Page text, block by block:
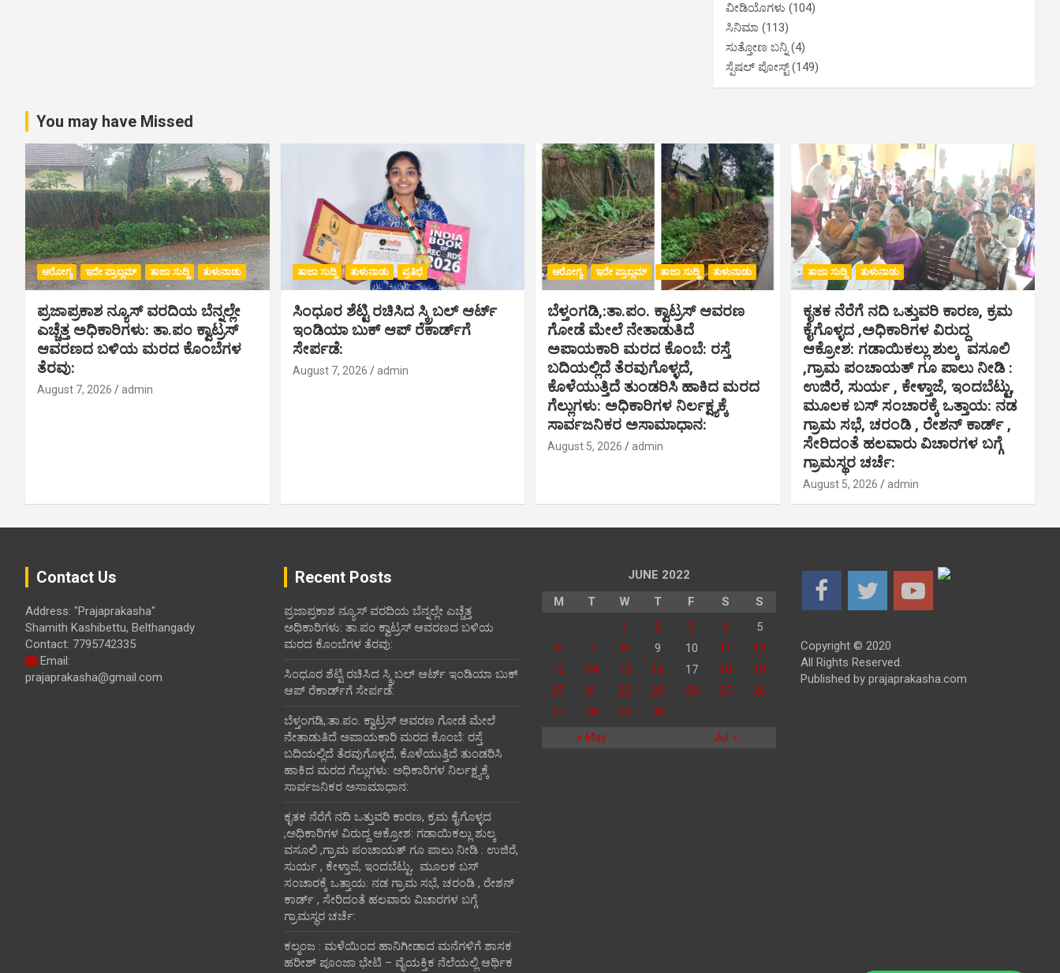
ವೀಡಿಯೊಗಳು (104)
ಸಿನಿಮಾ (113)
ಸುತ್ತೋಣ ಬನ್ನಿ(4)
ಸ್ಪೆಷಲ್ ಪೋಸ್ಟ್(149)
You may have Missed
ಆರೋಗ್ಯ ಇದೇ ಪ್ರಾಬ್ಲಮ್ ತಾಜಾ ಸುದ್ದಿ ತುಳುನಾಡು
ಪ್ರಜಾಪ್ರಕಾಶ ನ್ಯೂಸ್ ವರದಿಯ ಬೆನ್ನಲ್ಲೇ
ಎಚ್ಚೆತ್ತ ಅಧಿಕಾರಿಗಳು: ತಾ.ಪಂ ಕ್ವಾಟ್ರಸ್
ಆವರಣದ ಬಳಿಯ ಮರದ ಕೊಂಬೆಗಳ
ತೆರವು:
August 7, 2026 admin
ತಾಜಾ ಸುದ್ದಿ ತುಳುನಾಡು ಪ್ರತಿಭೆ
ಸಿಂಧೂರ ಶೆಟ್ಟಿ ರಚಿಸಿದ ಸ್ಕ್ರಿಬಲ್ ಆರ್ಟ್
ಇಂಡಿಯಾ ಬುಕ್ ಆಪ್ ರೆಕಾರ್ಡ್‌ಗೆ
ಸೇರ್ಪಡೆ:
August 7, 2026 admin
ಆರೋಗ್ಯ ಇದೇ ಪ್ರಾಬ್ಲಮ್ ತಾಜಾ ಸುದ್ದಿ ತುಳುನಾಡು
ಬೆಳ್ತಂಗಡಿ,:ತಾ.ಪಂ‌. ಕ್ವಾಟ್ರಸ್ ಆವರಣ
ಗೋಡೆ ಮೇಲೆ ನೇತಾಡುತಿದೆ
ಅಪಾಯಕಾರಿ ಮರದ ಕೊಂಬೆ: ರಸ್ತೆ
ಬದಿಯಲ್ಲಿದೆ ತೆರವುಗೊಳ್ಳದೆ,
ಕೊಳೆಯುತ್ತಿದೆ ತುಂಡರಿಸಿ ಹಾಕಿದ ಮರದ
ಗೆಲ್ಲುಗಳು: ಅಧಿಕಾರಿಗಳ ನಿರ್ಲಕ್ಷ್ಯಕ್ಕೆ
ಸಾರ್ವಜನಿಕರ ಅಸಾಮಾಧಾನ:
August 5, 2026 admin
ತಾಜಾ ಸುದ್ದಿ ತುಳುನಾಡು
ಕೃತಕ ನೆರೆಗೆ ನದಿ ಒತ್ತುವರಿ ಕಾರಣ, ಕ್ರಮ
ಕೈಗೊಳ್ಳದ ,ಅಧಿಕಾರಿಗಳ ವಿರುದ್ದ
ಆಕ್ರೋಶ: ಗಡಾಯಿಕಲ್ಲು ಶುಲ್ಕ ವಸೂಲಿ
,ಗ್ರಾಮ ಪಂಚಾಯತ್ ಗೂ ಪಾಲು ನೀಡಿ :
ಉಜಿರೆ, ಸುರ್ಯ , ಕೇಳ್ತಾಜೆ, ಇಂದಬೆಟ್ಟು,
ಮೂಲಕ ಬಸ್ ಸಂಚಾರಕ್ಕೆ ಒತ್ತಾಯ: ನಡ
ಗ್ರಾಮ ಸಭೆ, ಚರಂಡಿ , ರೇಶನ್ ಕಾರ್ಡ್ ,
ಸೇರಿದಂತೆ ಹಲವಾರು ವಿಚಾರಗಳ ಬಗ್ಗೆ
ಗ್ರಾಮಸ್ಥರ ಚರ್ಚೆ:
August 5, 2026 admin
Contact Us
Address: "Prajaprakasha"
Shamith Kashibettu, Belthangady
Contact: 7795742335
Email:
prajaprakasha@gmail.com
Recent Posts
ಪ್ರಜಾಪ್ರಕಾಶ ನ್ಯೂಸ್ ವರದಿಯ ಬೆನ್ನಲ್ಲೇ ಎಚ್ಚೆತ್ತ
ಅಧಿಕಾರಿಗಳು: ತಾ.ಪಂ ಕ್ವಾಟ್ರಸ್ ಆವರಣದ ಬಳಿಯ
ಮರದ ಕೊಂಬೆಗಳ ತೆರವು:
ಸಿಂಧೂರ ಶೆಟ್ಟಿ ರಚಿಸಿದ ಸ್ಕ್ರಿಬಲ್ ಆರ್ಟ್ ಇಂಡಿಯಾ ಬುಕ್
ಆಪ್ ರೆಕಾರ್ಡ್‌ಗೆ ಸೇರ್ಪಡೆ:
ಬೆಳ್ತಂಗಡಿ,:ತಾ.ಪಂ‌. ಕ್ವಾಟ್ರಸ್ ಆವರಣ ಗೋಡೆ ಮೇಲೆ
ನೇತಾಡುತಿದೆ ಅಪಾಯಕಾರಿ ಮರದ ಕೊಂಬೆ: ರಸ್ತೆ
ಬದಿಯಲ್ಲಿದೆ ತೆರವುಗೊಳ್ಳದೆ, ಕೊಳೆಯುತ್ತಿದೆ ತುಂಡರಿಸಿ
ಹಾಕಿದ ಮರದ ಗೆಲ್ಲುಗಳು: ಅಧಿಕಾರಿಗಳ ನಿರ್ಲಕ್ಷ್ಯಕ್ಕೆ
ಸಾರ್ವಜನಿಕರ ಅಸಾಮಾಧಾನ:
ಕೃತಕ ನೆರೆಗೆ ನದಿ ಒತ್ತುವರಿ ಕಾರಣ, ಕ್ರಮ ಕೈಗೊಳ್ಳದ
,ಅಧಿಕಾರಿಗಳ ವಿರುದ್ದ ಆಕ್ರೋಶ: ಗಡಾಯಿಕಲ್ಲು ಶುಲ್ಕ
ವಸೂಲಿ ,ಗ್ರಾಮ ಪಂಚಾಯತ್ ಗೂ ಪಾಲು ನೀಡಿ : ಉಜಿರೆ,
ಸುರ್ಯ , ಕೇಳ್ತಾಜೆ, ಇಂದಬೆಟ್ಟು, ಮೂಲಕ ಬಸ್
ಸಂಚಾರಕ್ಕೆ ಒತ್ತಾಯ: ನಡ ಗ್ರಾಮ ಸಭೆ, ಚರಂಡಿ , ರೇಶನ್
ಕಾರ್ಡ್ , ಸೇರಿದಂತೆ ಹಲವಾರು ವಿಚಾರಗಳ ಬಗ್ಗೆ
ಗ್ರಾಮಸ್ಥರ ಚರ್ಚೆ:
ಕಲ್ಮಂಜ : ಮಳೆಯಿಂದ ಹಾನಿಗೀಡಾದ ಮನೆಗಳಿಗೆ ಶಾಸಕ
ಹರೀಶ್ ಪೂಂಜಾ ಭೇಟಿ – ವೈಯಕ್ತಿಕ ನೆಲೆಯಲ್ಲಿ ಆರ್ಥಿಕ‌
JUNE 2022
M
T W T F S S
« May Jul »
1 2 3 4
5
6
7 8 9 10 11
12
13
14 15 16 17 18
19
20
21 22 23 24 25
26
27
28 29 30
Copyright © 2020
All Rights Reserved.
Published by prajaprakasha.com